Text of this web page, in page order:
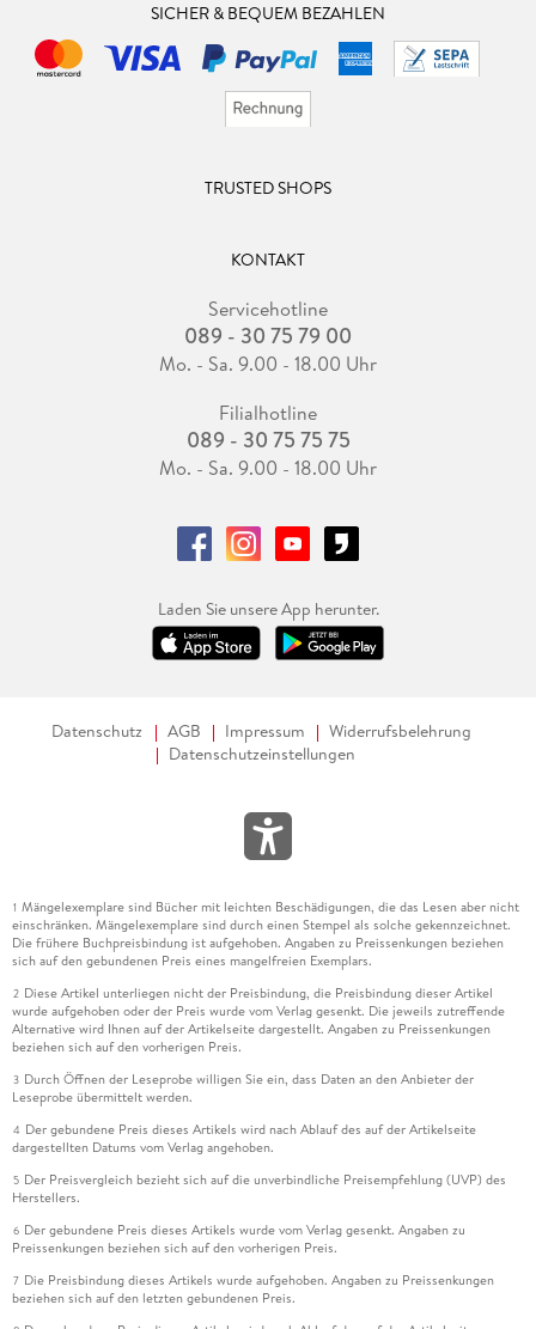
SICHER & BEQUEM BEZAHLEN
TRUSTED SHOPS
KONTAKT
Servicehotline
089 - 30 75 79 00
Mo. - Sa. 9.00 - 18.00 Uhr
Filialhotline
089 - 30 75 75 75
Mo. - Sa. 9.00 - 18.00 Uhr
Laden Sie unsere App herunter.
Datenschutz AGB Impressum
Widerrufsbelehrung
Datenschutzeinstellungen
1 Mängelexemplare sind Bücher mit leichten Beschädigungen, die das Lesen aber nicht
einschränken. Mängelexemplare sind durch einen Stempel als solche gekennzeichnet.
Die frühere Buchpreisbindung ist aufgehoben. Angaben zu Preissenkungen beziehen
sich auf den gebundenen Preis eines mangelfreien Exemplars.
2 Diese Artikel unterliegen nicht der Preisbindung, die Preisbindung dieser Artikel
wurde aufgehoben oder der Preis wurde vom Verlag gesenkt. Die jeweils zutreffende
Alternative wird Ihnen auf der Artikelseite dargestellt. Angaben zu Preissenkungen
beziehen sich auf den vorherigen Preis.
3 Durch Öffnen der Leseprobe willigen Sie ein, dass Daten an den Anbieter der
Leseprobe übermittelt werden.
4 Der gebundene Preis dieses Artikels wird nach Ablauf des auf der Artikelseite
dargestellten Datums vom Verlag angehoben.
5 Der Preisvergleich bezieht sich auf die unverbindliche Preisempfehlung (UVP) des
Herstellers.
6 Der gebundene Preis dieses Artikels wurde vom Verlag gesenkt. Angaben zu
Preissenkungen beziehen sich auf den vorherigen Preis.
7 Die Preisbindung dieses Artikels wurde aufgehoben. Angaben zu Preissenkungen
beziehen sich auf den letzten gebundenen Preis.